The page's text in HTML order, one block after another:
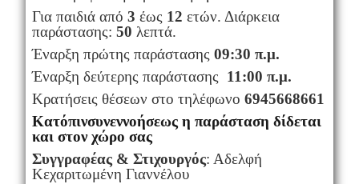
Για παιδιά από 3 έως 12 ετών. Διάρκεια
παράστασης: 50 λεπτά.
Έναρξη πρώτης παράστασης 09:30 π.μ.
Έναρξη δεύτερης παράστασης 11:00 π.μ.
Κρατήσεις θέσεων στο τηλέφωνο 6945668661
Κατόπινσυνεννοήσεως η παράσταση δίδεται
και στον χώρο σας
Συγγραφέας & Στιχουργός: Αδελφή
Κεχαριτωμένη Γιαννέλου